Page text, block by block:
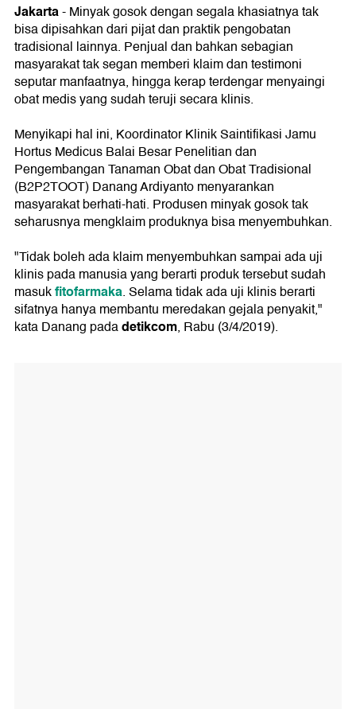
Jakarta- Minyak gosok dengan segala khasiatnya tak
bisa dipisahkan dari pijat dan praktik pengobatan
tradisional lainnya. Penjual dan bahkan sebagian
masyarakat tak segan memberi klaim dan testimoni
seputar manfaatnya, hingga kerap terdengar menyaingi
obat medis yang sudah teruji secara klinis.
Menyikapi hal ini, Koordinator Klinik Saintifikasi Jamu
Hortus Medicus Balai Besar Penelitian dan
Pengembangan Tanaman Obat dan Obat Tradisional
(B2P2TOOT) Danang Ardiyanto menyarankan
masyarakat berhati-hati. Produsen minyak gosok tak
seharusnya mengklaim produknya bisa menyembuhkan.
"Tidak boleh ada klaim menyembuhkan sampai ada uji
klinis pada manusia yang berarti produk tersebut sudah
masukfitofarmaka. Selama tidak ada uji klinis berarti
sifatnya hanya membantu meredakan gejala penyakit,"
kata Danang padadetikcom, Rabu (3/4/2019).